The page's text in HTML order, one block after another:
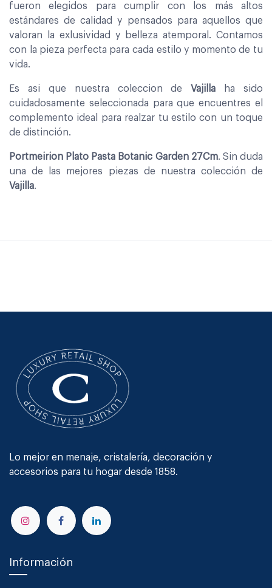
fueron elegidos para cumplir con los más altos
estándares de calidad y pensados para aquellos que
valoran la exlusividad y belleza atemporal. Contamos
con la pieza perfecta para cada estilo y momento de tu
vida.
Es asi que nuestra coleccion deVajilla ha sido
cuidadosamente seleccionada para que encuentres el
complemento ideal para realzar tu estilo con un toque
de distinción.
Portmeirion Plato Pasta Botanic Garden 27Cm. Sin duda
una de las mejores piezas de nuestra colección de
Vajilla.
Lo mejor en menaje, cristalería, decoración y
accesorios para tu hogar desde 1858.
Información